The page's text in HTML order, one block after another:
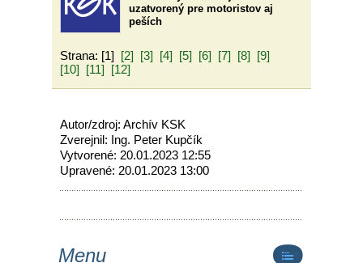
uzatvorený pre motoristov aj
peších
Strana: [1] [2] [3] [4] [5] [6] [7] [8] [9]
[10] [11] [12]
Autor/zdroj: Archív KSK
Zverejnil: Ing. Peter Kupčík
Vytvorené: 20.01.2023 12:55
Upravené: 20.01.2023 13:00
Menu